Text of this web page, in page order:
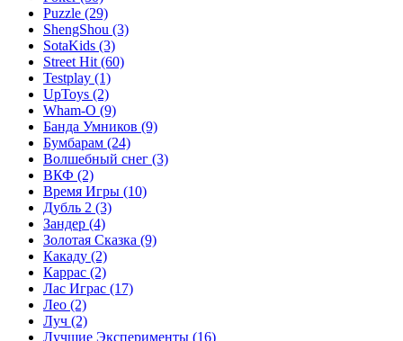
Puzzle (29)
ShengShou (3)
SotaKids (3)
Street Hit (60)
Testplay (1)
UpToys (2)
Wham-O (9)
Банда Умников (9)
Бумбарам (24)
Волшебный снег (3)
ВКФ (2)
Время Игры (10)
Дубль 2 (3)
Зандер (4)
Золотая Сказка (9)
Какаду (2)
Каррас (2)
Лас Играс (17)
Лео (2)
Луч (2)
Лучшие Эксперименты (16)